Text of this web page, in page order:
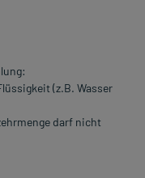
(z.B. Wasser
darf nicht